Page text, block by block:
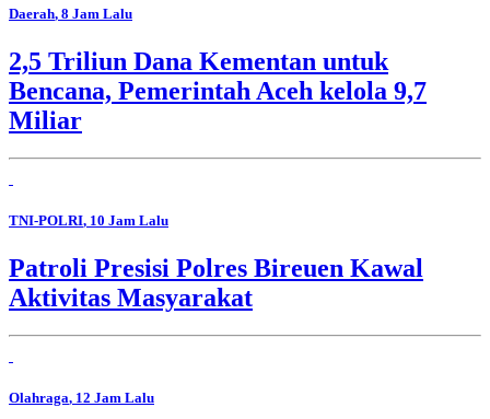
Daerah, 8 Jam Lalu
2,5 Triliun Dana Kementan untuk
Bencana, Pemerintah Aceh kelola 9,7
Miliar
TNI-POLRI, 10 Jam Lalu
Patroli Presisi Polres Bireuen Kawal
Aktivitas Masyarakat
Olahraga, 12 Jam Lalu